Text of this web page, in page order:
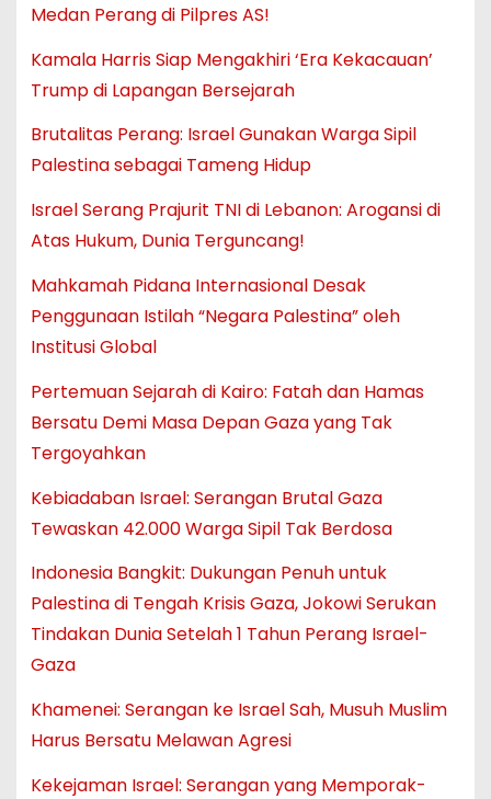
Medan Perang di Pilpres AS!
Kamala Harris Siap Mengakhiri ‘Era Kekacauan’
Trump di Lapangan Bersejarah
Brutalitas Perang: Israel Gunakan Warga Sipil
Palestina sebagai Tameng Hidup
Israel Serang Prajurit TNI di Lebanon: Arogansi di
Atas Hukum, Dunia Terguncang!
Mahkamah Pidana Internasional Desak
Penggunaan Istilah “Negara Palestina” oleh
Institusi Global
Pertemuan Sejarah di Kairo: Fatah dan Hamas
Bersatu Demi Masa Depan Gaza yang Tak
Tergoyahkan
Kebiadaban Israel: Serangan Brutal Gaza
Tewaskan 42.000 Warga Sipil Tak Berdosa
Indonesia Bangkit: Dukungan Penuh untuk
Palestina di Tengah Krisis Gaza, Jokowi Serukan
Tindakan Dunia Setelah 1 Tahun Perang Israel-
Gaza
Khamenei: Serangan ke Israel Sah, Musuh Muslim
Harus Bersatu Melawan Agresi
Kekejaman Israel: Serangan yang Memporak-